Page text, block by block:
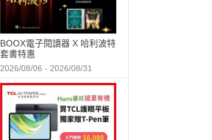
BOOX電子閱讀器 X 哈利波特
套書特惠
2026/08/06 - 2026/08/31